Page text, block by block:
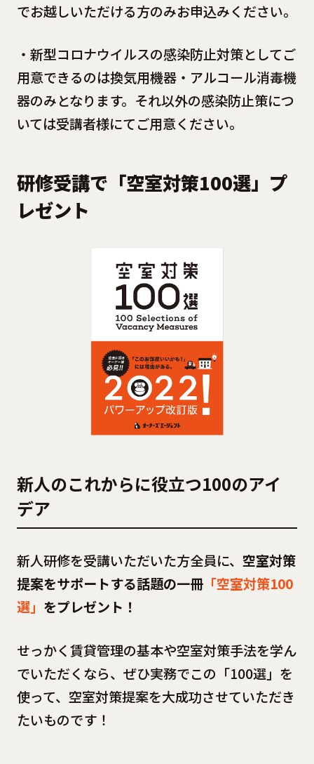
でお越しいただける方のみお申込みください。
・新型コロナウイルスの感染防止対策としてご
用意できるのは換気用機器・アルコール消毒機
器のみとなります。それ以外の感染防止策につ
いては受講者様にてご用意ください。
研修受講で「空室対策100選」プ
レゼント
新人のこれからに役立つ100のアイ
デア
新人研修を受講いただいた方全員に、 空室対策
提案をサポートする話題の一冊「空室対策100
選」 をプレゼント！
せっかく賃貸管理の基本や空室対策手法を学ん
でいただくなら、ぜひ実務でこの「100選」を
使って、空室対策提案を大成功させていただき
たいものです！